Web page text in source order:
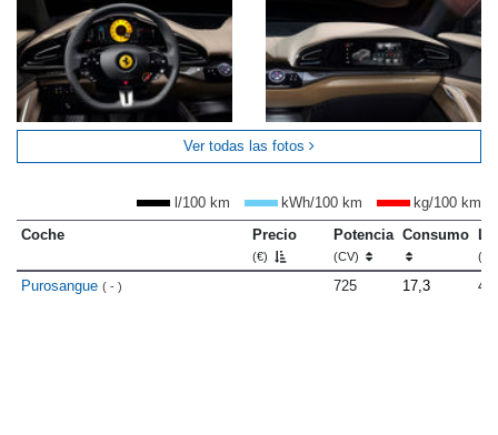
Ver todas las fotos
l/100 km kWh/100 km
kg/100 km
Coche
Precio
(€)
Potencia
(CV)
Consumo
Purosangue ( - ) 725 17,3